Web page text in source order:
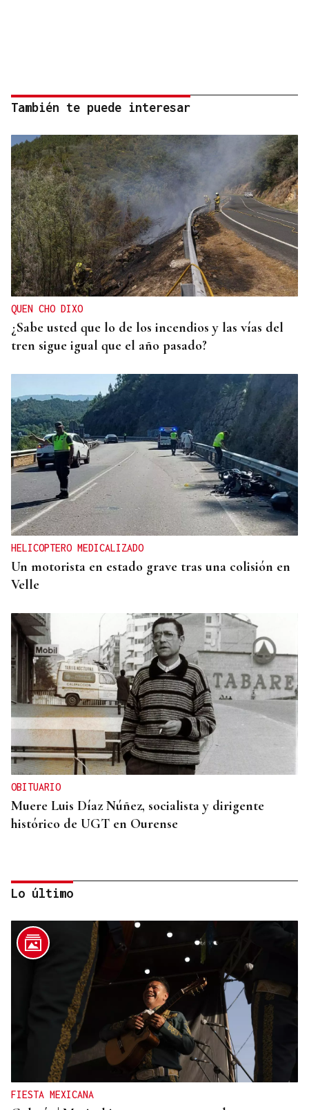
También te puede interesar
QUEN CHO DIXO
¿Sabe usted que lo de los incendios y las vías del
tren sigue igual que el año pasado?
HELICOPTERO MEDICALIZADO
Un motorista en estado grave tras una colisión en
Velle
OBITUARIO
Muere Luis Díaz Núñez, socialista y dirigente
histórico de UGT en Ourense
Un herido en la colisión entre dos coches en la
entrada a las termas de Outariz
Lo último
FIESTA MEXICANA